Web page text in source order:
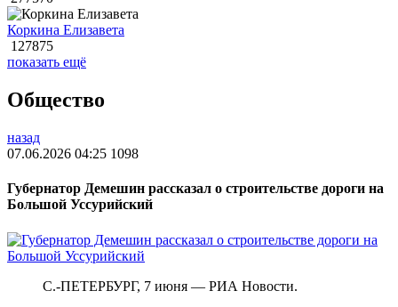
Коркина Елизавета
127875
показать ещё
Общество
назад
07.06.2026 04:25 1098
Губернатор Демешин рассказал о строительстве дороги на
Большой Уссурийский
С.-ПЕТЕРБУРГ, 7 июня — РИА Новости.